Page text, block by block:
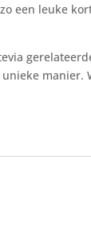
een leuke